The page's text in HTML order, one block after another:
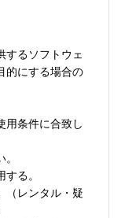
するソフトウェ
的にする場合の
用条件に合致し
。
する。
（レンタル・疑